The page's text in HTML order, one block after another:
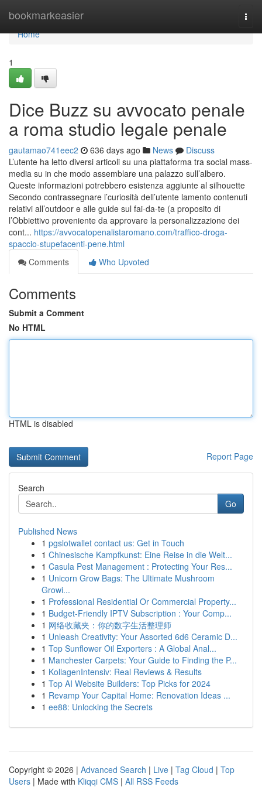
bookmarkeasier
Home
Home
1
Dice Buzz su avvocato penale
a roma studio legale penale
gautamao741eec2 636 days ago News
Discuss
L’utente ha letto diversi articoli su una piattaforma tra social mass-
media su in che modo assemblare una palazzo sull’albero.
Queste informazioni potrebbero esistenza aggiunte al silhouette
Secondo contrassegnare l’curiosità dell’utente lamento contenuti
relativi all’outdoor e alle guide sul fai-da-te (a proposito di
l’Obbiettivo proveniente da approvare la personalizzazione dei
cont... https://avvocatopenalistaromano.com/traffico-droga-
spaccio-stupefacenti-pene.html
Comments
Who Upvoted
Comments
Submit a Comment
No HTML
HTML is disabled
Report Page
Search
Go
Published News
1 pgslotwallet contact us: Get in Touch
1 Chinesische Kampfkunst: Eine Reise in die Welt...
1 Casula Pest Management : Protecting Your Res...
1 Unicorn Grow Bags: The Ultimate Mushroom
Growi...
1 Professional Residential Or Commercial Property...
1 Budget-Friendly IPTV Subscription : Your Comp...
1 网络收藏夹：你的数字生活整理师
1 Unleash Creativity: Your Assorted 6d6 Ceramic D...
1 Top Sunflower Oil Exporters : A Global Anal...
1 Manchester Carpets: Your Guide to Finding the P...
1 KollagenIntensiv: Real Reviews & Results
1 Top AI Website Builders: Top Picks for 2024
1 Revamp Your Capital Home: Renovation Ideas ...
1 ee88: Unlocking the Secrets
Copyright © 2026 | Advanced Search | Live | Tag Cloud | Top
Users | Made with Kliqqi CMS | All RSS Feeds